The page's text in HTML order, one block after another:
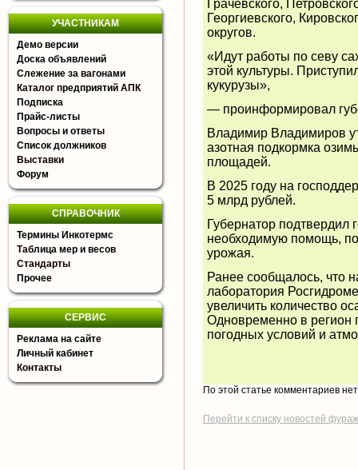
УЧАСТНИКАМ
Демо версии
Доска объявлений
Слежение за вагонами
Каталог предприятий АПК
Подписка
Прайс-листы
Вопросы и ответы
Список должников
Выставки
Форум
СПРАВОЧНИК
Термины Инкотермс
Таблица мер и весов
Стандарты
Прочее
СЕРВИС
Реклама на сайте
Личный кабинет
Контакты
Грачёвского,
Георгиевского,
округов.
«Идут работы по севу
этой культуры.
кукурузы»,
— проинформировал
Владимир Владимиров
азотная подкормка
площадей.
В 2025 году на
5 млрд рублей.
Губернатор подтвердил
необходимую помощь,
урожая.
Ранее сообщалось, что
лаборатория
увеличить количество
Одновременно в регион
погодных условий и
По этой статье комментариев
Перейти к списку новостей